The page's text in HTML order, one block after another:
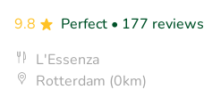
9.8
Perfect • 177 reviews
L'Essenza
Rotterdam (0km)